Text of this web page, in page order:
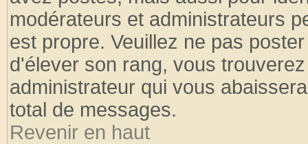
modérateurs et administrateurs
est propre. Veuillez ne pas
d'élever son rang, vous
administrateur qui vous
total de messages.
Revenir en haut